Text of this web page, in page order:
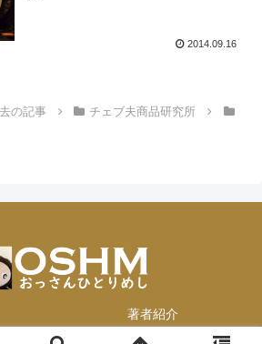
2014.09.16
の記事
チェブ夫商品研究所
著者紹介